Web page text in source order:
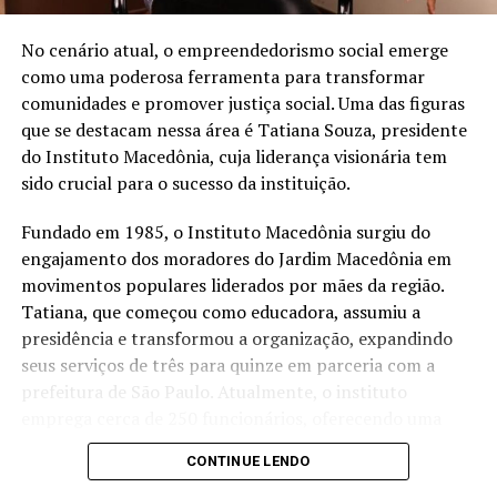
redução de 16% na captação de água de poço na loja de
São José dos Pinhais (PR) após a implantação de um
sistema de reuso na oficina. A iniciativa utiliza uma
estação própria de tratamento de efluentes para tratar
a água utilizada nos processos operacionais e reutilizá-la
na lavagem de veículos, reduzindo o consumo de
recursos naturais.
“Quando falamos em sustentabilidade, precisamos falar
sobre ações práticas e resultados concretos. O reuso da
água mostra que é possível unir eficiência operacional,
preservação ambiental e responsabilidade com as
comunidades onde estamos inseridos. Nosso cuidado
também envolve os uniformes das oficinas, desde
2006, eles são enviados para uma lavanderia industrial
mecânica”, destaca Anderson Acassio Martins,
coordenador Administrativo da Savana.
No cenário atual, o empreendedorismo social emerge
como uma poderosa ferramenta para transformar
comunidades e promover justiça social. Uma das figuras
que se destacam nessa área é Tatiana Souza, presidente
do Instituto Macedônia, cuja liderança visionária tem
sido crucial para o sucesso da instituição.
Fundado em 1985, o Instituto Macedônia surgiu do
engajamento dos moradores do Jardim Macedônia em
movimentos populares liderados por mães da região.
Tatiana, que começou como educadora, assumiu a
presidência e transformou a organização, expandindo
seus serviços de três para quinze em parceria com a
prefeitura de São Paulo. Atualmente, o instituto
ampla gama de serviços que atendem crianças,
mulheres, idosos e promovem o empreendedorismo e a
CONTINUE LENDO